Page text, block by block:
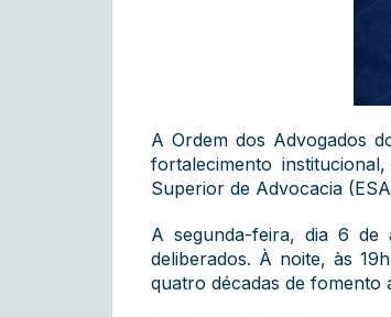
A Ordem dos Advogados
fortalecimento
Superior de Advocacia
A segunda-feira, dia 6
deliberados. À noite, às
quatro décadas de fomento